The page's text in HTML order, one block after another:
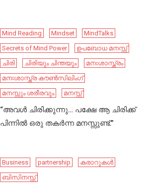
Mind Reading Mindset
MindTalks
Secrets of Mind Power
ഉപബോധ മനസ്സ്
ചിരി
ചിരിയും ചിന്തയും
മനഃശാസ്ത്രം
മനഃശാസ്ത്ര കൗൺസിലിംഗ്
മനസ്സും ശരീരവും
മനസ്സ്
“അവൾ ചിരിക്കുന്നു… പക്ഷേ ആ ചിരിക്ക്
പിന്നിൽ ഒരു തകർന്ന മനസ്സുണ്ട്.”
Business partnership
കരാറുകൾ
ബിസിനസ്സ്